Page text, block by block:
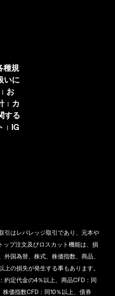
種規
いに
| お
|
カ
する
| IG
引はレバレッジ取引であり、元本や
プ注文及びロスカット機能は、損
国為替、株式、株価指数、商品、
の損失が発生する事もあります。
約定代金の4％以上、商品CFD：同
価指数CFD：同10％以上、債券